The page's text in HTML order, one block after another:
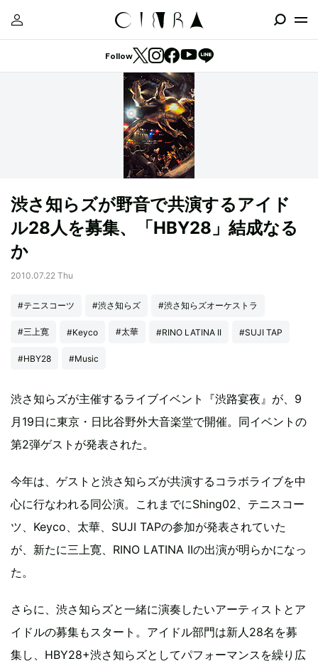
Follow
渋さ知らズが野音で共演するアイド
ル28人を募集、「HBY28」結成なる
か
2010.07.22 Thu
#テニスコーツ #渋さ知らズ #渋さ知らズオーケストラ
#三上寛 #Keyco #太華 #RINO LATINA II #SUJI TAP
#HBY28 #Music
渋さ知らズが主催するライブイベント『渋路宴夜』が、9
月19日に東京・日比谷野外大音楽堂で開催。同イベントの
第2弾ゲストが発表された。
今年は、ゲストと渋さ知らズが共演するコラボライブを中
心に行なわれる同公演。これまでにShing02、テニスコー
ツ、Keyco、太華、SUJI TAPの参加が発表されていた
が、新たに三上寛、RINO LATINA IIの出演が明らかになっ
た。
さらに、渋さ知らズと一緒に演奏したいアーティストとア
イドルの募集もスタート。アイドル部門は新人28名を募
集し、HBY28+渋さ知らズとしてパフォーマンスを繰り広